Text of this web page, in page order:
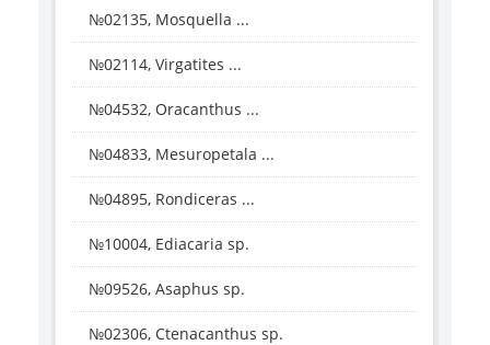
№02135, Mosquella ...
№02114, Virgatites ...
№04532, Oracanthus ...
№04833, Mesuropetala ...
№04895, Rondiceras ...
№10004, Ediacaria sp.
№09526, Asaphus sp.
№02306, Ctenacanthus sp.